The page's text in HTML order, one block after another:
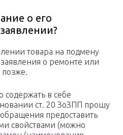
о его
товара на подмену
о ремонте или
позже.
в себе
ст. 20 ЗоЗПП прошу
предоставить
свойствами (можно